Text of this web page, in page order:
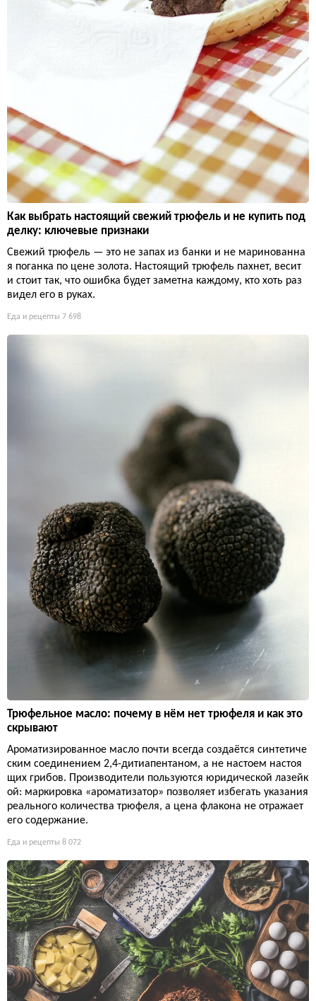
Как выбрать настоящий свежий трюфель и не купить под
делку: ключевые признаки
Свежий трюфель — это не запах из банки и не маринованна
я поганка по цене золота. Настоящий трюфель пахнет, весит
и стоит так, что ошибка будет заметна каждому, кто хоть раз
видел его в руках.
Еда и рецепты 7 698
Трюфельное масло: почему в нём нет трюфеля и как это
скрывают
Ароматизированное масло почти всегда создаётся синтетиче
ским соединением 2,4-дитиапентаном, а не настоем настоя
щих грибов. Производители пользуются юридической лазейк
ой: маркировка «ароматизатор» позволяет избегать указания
реального количества трюфеля, а цена флакона не отражает
его содержание.
Еда и рецепты 8 072